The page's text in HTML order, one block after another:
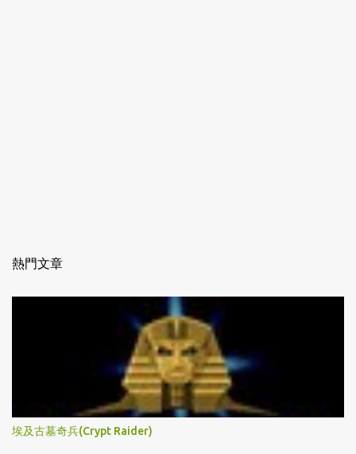
熱門文章
埃及古墓奇兵(Crypt Raider)